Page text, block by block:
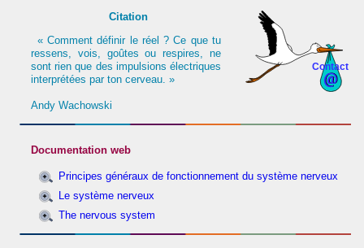
Contact
Citation
« Comment définir le réel ? Ce que tu
ressens, vois, goûtes ou respires, ne
sont rien que des impulsions électriques
interprétées par ton cerveau. »
Andy Wachowski
Documentation web
Principes généraux de fonctionnement du système nerveux
Le système nerveux
The nervous system